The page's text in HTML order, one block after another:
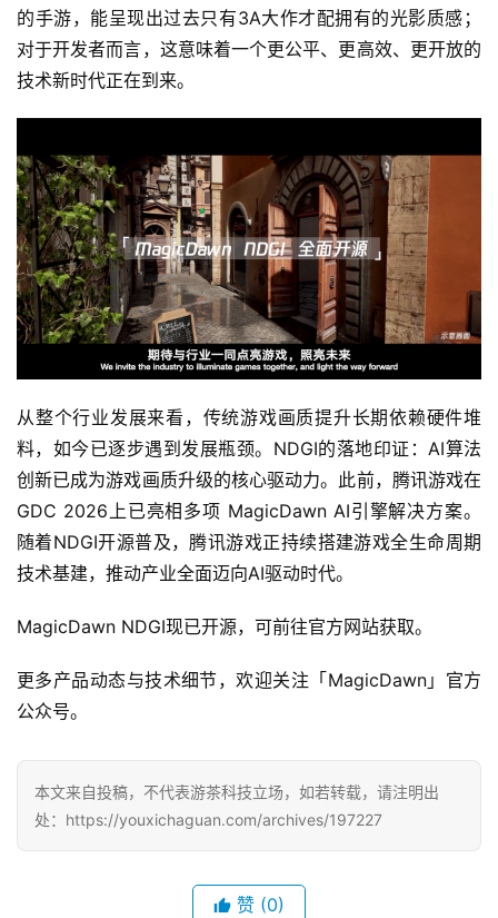
的手游，能呈现出过去只有3A大作才配拥有的光影质感；
对于开发者而言，这意味着一个更公平、更高效、更开放的
技术新时代正在到来。
从整个行业发展来看，传统游戏画质提升长期依赖硬件堆
料，如今已逐步遇到发展瓶颈。NDGI的落地印证：AI算法
创新已成为游戏画质升级的核心驱动力。此前，腾讯游戏在
GDC 2026上已亮相多项 MagicDawn AI引擎解决方案。
随着NDGI开源普及，腾讯游戏正持续搭建游戏全生命周期
技术基建，推动产业全面迈向AI驱动时代。
MagicDawn NDGI现已开源，可前往官方网站获取。
更多产品动态与技术细节，欢迎关注「MagicDawn」官方
公众号。
本文来自投稿，不代表游茶科技立场，如若转载，请注明出
处：https://youxichaguan.com/archives/197227
赞 (0)